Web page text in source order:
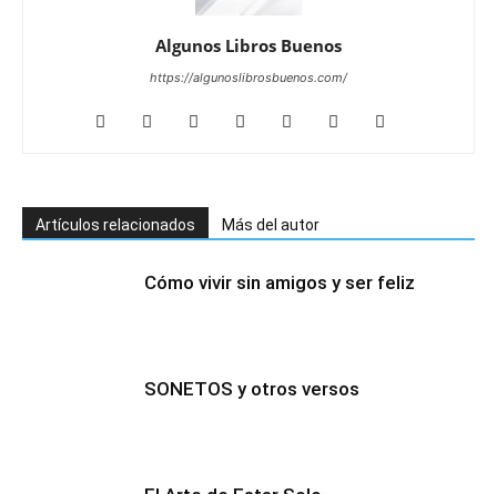
Algunos Libros Buenos
https://algunoslibrosbuenos.com/
Artículos relacionados Más del autor
Cómo vivir sin amigos y ser feliz
SONETOS y otros versos